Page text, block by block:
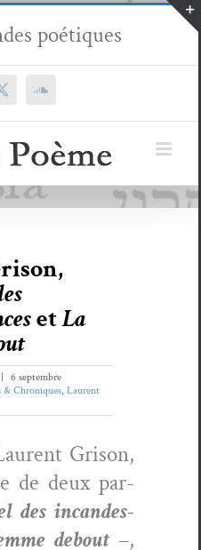
poétiques
X SoundCloud
etLa
6 septembre
& Chroniques, Laurent
Gri­son,
de deux par­
des incan­des­
debout –,